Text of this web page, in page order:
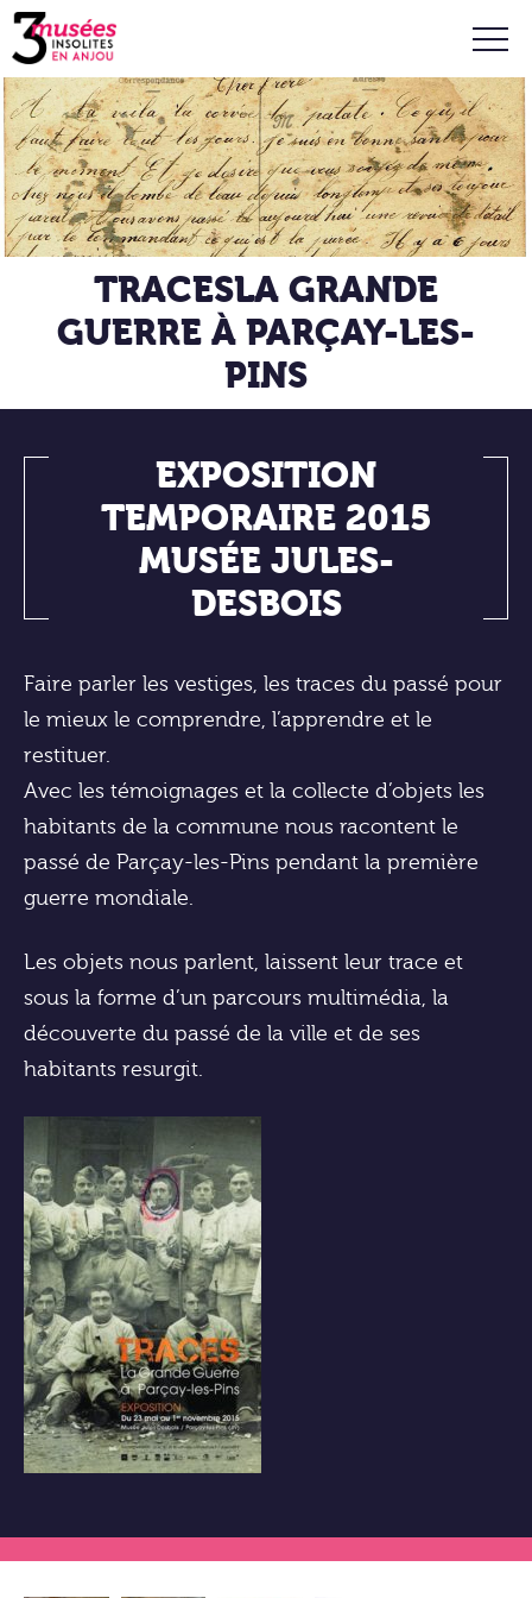
TRACESLA GRANDE
GUERRE À PARÇAY-LES-
PINS
EXPOSITION
TEMPORAIRE 2015
MUSÉE JULES-
DESBOIS
Faire parler les vestiges, les traces du passé pour
le mieux le comprendre, l’apprendre et le
restituer.
Avec les témoignages et la collecte d’objets les
habitants de la commune nous racontent le
passé de Parçay-les-Pins pendant la première
guerre mondiale.
Les objets nous parlent, laissent leur trace et
sous la forme d’un parcours multimédia, la
découverte du passé de la ville et de ses
habitants resurgit.